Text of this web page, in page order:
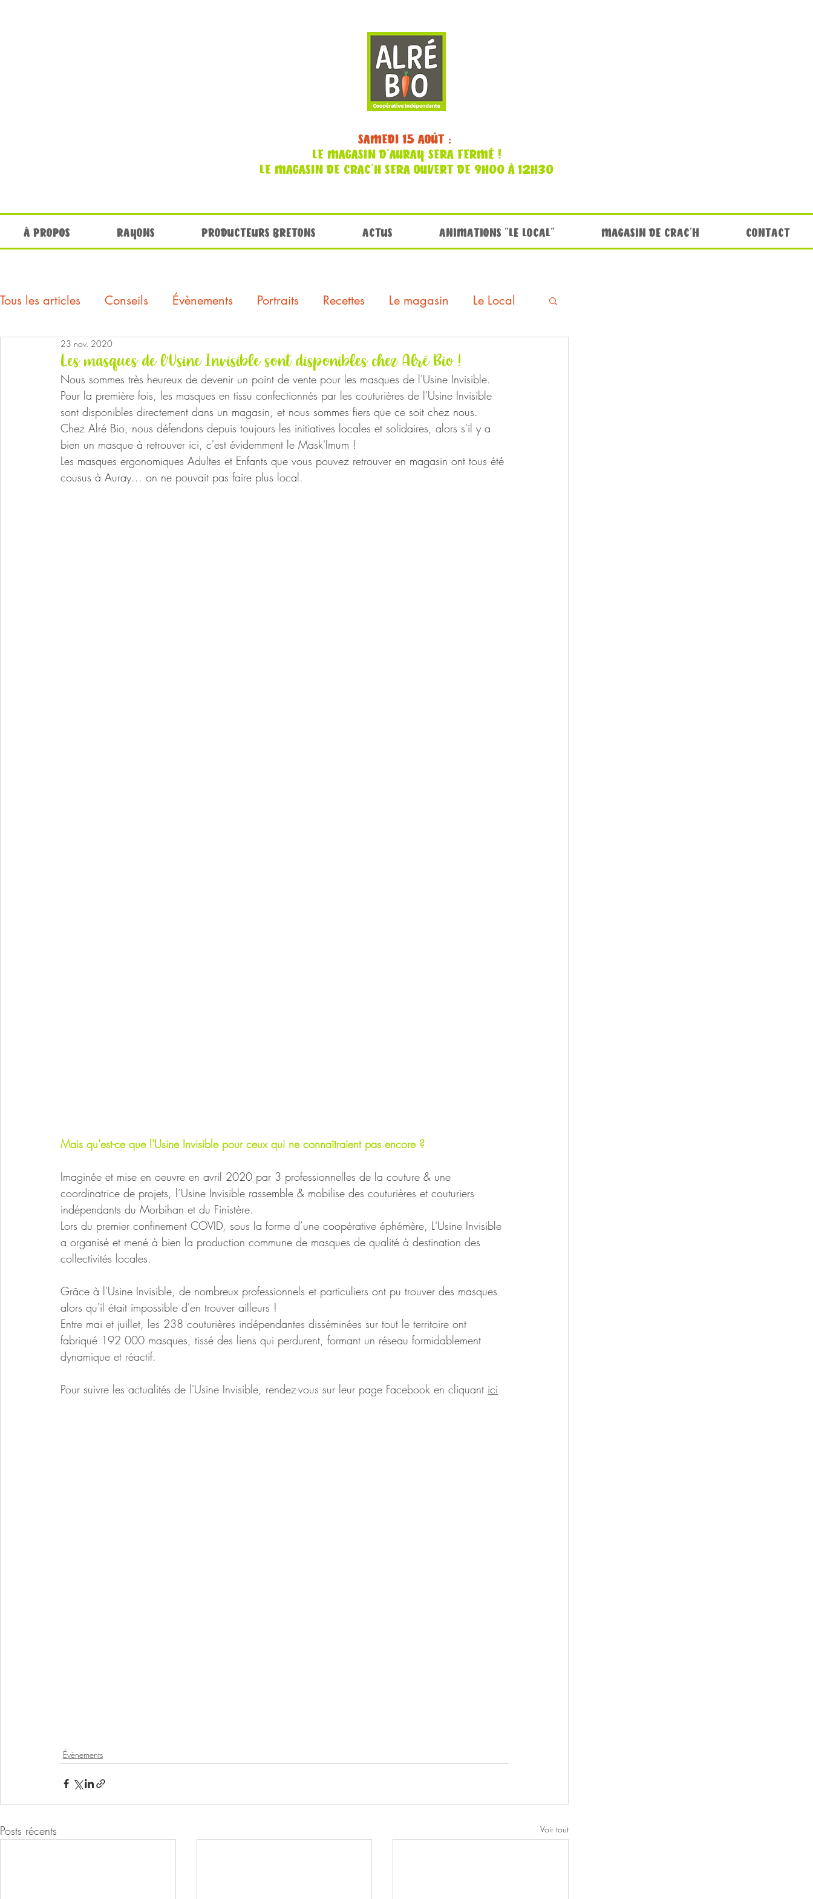
SAMEDI 15 AOÛT :
LE MAGASIN D'AURAY SERA FERMÉ !
LE MAGASIN DE CRAC'H SERA OUVERT DE 9H00 À 12H30
À PROPOS RAYONS PRODUCTEURS BRETONS ACTUS ANIMATIONS "LE LOCAL" MAGASIN DE CRAC'H CONTACT
Tous les articles Conseils Évènements Portraits Recettes Le magasin Le Local
Les masques de l'Usine Invisible sont disponibles chez Alré Bio !
23 nov. 2020
Nous sommes très heureux de devenir un point de vente pour les masques de l'Usine Invisible.
Pour la première fois, les masques en tissu confectionnés par les couturières de l'Usine Invisible
sont disponibles directement dans un magasin, et nous sommes fiers que ce soit chez nous.
Chez Alré Bio, nous défendons depuis toujours les initiatives locales et solidaires, alors s'il y a
bien un masque à retrouver ici, c'est évidemment le Mask'Imum !
Les masques ergonomiques Adultes et Enfants que vous pouvez retrouver en magasin ont tous été
cousus à Auray... on ne pouvait pas faire plus local.
Mais qu'est-ce que l'Usine Invisible pour ceux qui ne connaîtraient pas encore ?
Imaginée et mise en oeuvre en avril 2020 par 3 professionnelles de la couture & une
coordinatrice de projets, l’Usine Invisible rassemble & mobilise des couturières et couturiers
indépendants du Morbihan et du Finistère.
Lors du premier confinement COVID, sous la forme d’une coopérative éphémère, L'Usine Invisible
a organisé et mené à bien la production commune de masques de qualité à destination des
collectivités locales.
Grâce à l'Usine Invisible, de nombreux professionnels et particuliers ont pu trouver des masques
alors qu'il était impossible d'en trouver ailleurs !
Entre mai et juillet, les 238 couturières indépendantes disséminées sur tout le territoire ont
fabriqué 192 000 masques, tissé des liens qui perdurent, formant un réseau formidablement
dynamique et réactif.
Pour suivre les actualités de l'Usine Invisible, rendez-vous sur leur page Facebook en cliquant ici
Évènements
Posts récents Voir tout